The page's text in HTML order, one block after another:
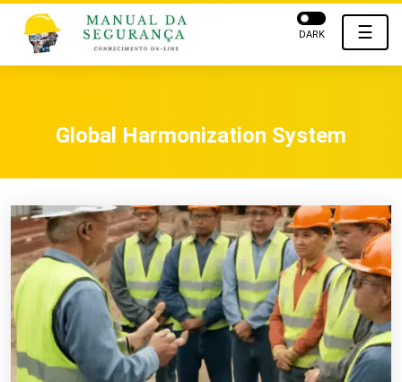
☰
DARK
Global Harmonization System